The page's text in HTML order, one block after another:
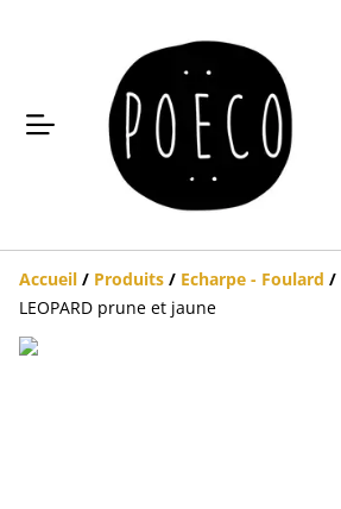
Accueil / Produits / Echarpe - Foulard /
LEOPARD prune et jaune